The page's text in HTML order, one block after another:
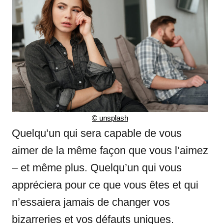
© unsplash
Quelqu’un qui sera capable de vous
aimer de la même façon que vous l’aimez
– et même plus. Quelqu’un qui vous
appréciera pour ce que vous êtes et qui
n’essaiera jamais de changer vos
bizarreries et vos défauts uniques.